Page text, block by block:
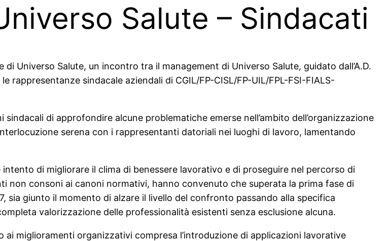
Salute – Sindacati
Universo Salute, un incontro tra il management di Universo Salute, guidato dall’A.D.
rappresentanze sindacale aziendali di CGIL/FP-CISL/FP-UIL/FPL-FSI-FIALS-
di approfondire alcune problematiche emerse nell’ambito dell’organizzazione
serena con i rappresentanti datoriali nei luoghi di lavoro, lamentando
di migliorare il clima di benessere lavorativo e di proseguire nel percorso di
consoni ai canoni normativi, hanno convenuto che superata la prima fase di
sia giunto il momento di alzare il livello del confronto passando alla specifica
valorizzazione delle professionalità esistenti senza esclusione alcuna.
miglioramenti organizzativi compresa l’introduzione di applicazioni lavorative